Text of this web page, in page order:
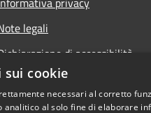
legali
di accessibilità
di accessibilità
di miglioramento
cookie
necessari al corretto
analitico al solo fine di elaborare